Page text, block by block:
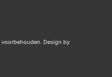
Design by